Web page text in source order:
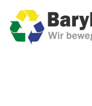
Inhalt
springen